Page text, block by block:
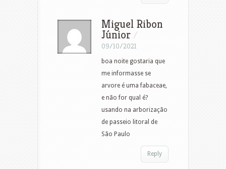
Miguel Ribon
Júnior /
09/10/2021
boa noite gostaria que
me informasse se
arvore é uma fabaceae,
e não for qual é?
usando na arborização
de passeio litoral de
São Paulo
Reply